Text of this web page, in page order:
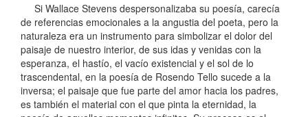
Si Wallace Stevens despersonalizaba su poesía, carecía
de referencias emocionales a la angustia del poeta, pero la
naturaleza era un instrumento para simbolizar el dolor del
paisaje de nuestro interior, de sus idas y venidas con la
esperanza, el hastío, el vacío existencial y el sol de lo
trascendental, en la poesía de Rosendo Tello sucede a la
inversa; el paisaje que fue parte del amor hacia los padres,
es también el material con el que pinta la eternidad, la